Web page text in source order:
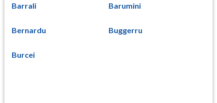
Barrali Barumini
Bernardu Buggerru
Burcei